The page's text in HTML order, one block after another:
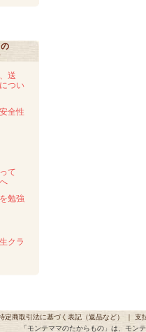
送
つい
全性
て
勉強
クラ
定商取引法に基づく表記（返品など） ｜ 支
「モンテママのたからもの」は、モン